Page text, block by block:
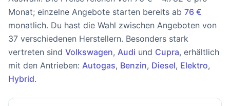
Monat; einzelne Angebote starten bereits ab 76 €
monatlich. Du hast die Wahl zwischen Angeboten von
37 verschiedenen Herstellern. Besonders stark
vertreten sind Volkswagen, Audi und Cupra, erhältlich
mit den Antrieben: Autogas, Benzin, Diesel, Elektro,
Hybrid.